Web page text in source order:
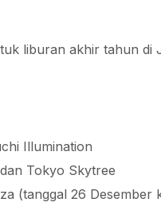
liburan akhir tahun
Illumination
Tokyo Skytree
(tanggal 26 Desember